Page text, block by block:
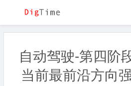
自动驾驶-第四阶
当前最前沿方向